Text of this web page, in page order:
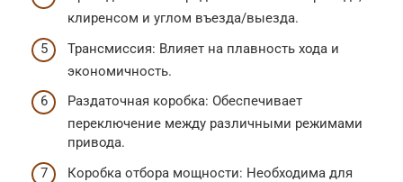
клиренсом и углом въезда/выезда.
Трансмиссия: Влияет на плавность хода и
экономичность.
Раздаточная коробка: Обеспечивает
переключение между различными режимами
привода.
Коробка отбора мощности: Необходима для